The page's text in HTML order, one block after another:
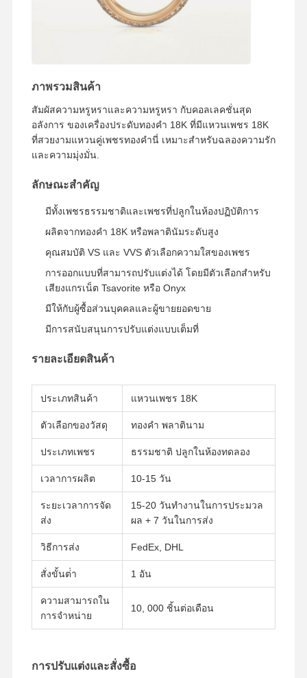
กรณี บล็อก ขอทุน
แหวนเพชร 18K
สร้อยข้อมือทอง 18KT
สร้อยข้อมือทอง 18K
สร้อยข้อมือนาฬิกาเพชร
หูหูทอง 18 คาราท
โบรชทอง 18K
ชุดเครื่องประดับ 18K
14K ไดมอนด์บังเกิ้ล
สร้อยข้อมือทอง 14CT
สร้อยคอทอง 14K
ภาพรวมสินค้า
สัมผัสความหรูหราและความหรูหรา กับคอลเลคชั่นสุด
อลังการ ของเครื่องประดับทองคํา 18K ที่มีแหวนเพชร 18K
ที่สวยงามแหวนคู่เพชรทองคํานี่ เหมาะสําหรับฉลองความรัก
และความมุ่งมั่น.
ลักษณะสําคัญ
มีทั้งเพชรธรรมชาติและเพชรที่ปลูกในห้องปฏิบัติการ
ผลิตจากทองคํา 18K หรือพลาตินัมระดับสูง
คุณสมบัติ VS และ VVS ตัวเลือกความใสของเพชร
การออกแบบที่สามารถปรับแต่งได้ โดยมีตัวเลือกสําหรับ
เสียงแกรเน็ต Tsavorite หรือ Onyx
มีให้กับผู้ซื้อส่วนบุคคลและผู้ขายยอดขาย
มีการสนับสนุนการปรับแต่งแบบเต็มที่
รายละเอียดสินค้า
ประเภทสินค้า แหวนเพชร 18K
ตัวเลือกของวัสดุ ทองคํา พลาตินาม
ประเภทเพชร ธรรมชาติ ปลูกในห้องทดลอง
เวลาการผลิต 10-15 วัน
ระยะเวลาการจัด
ส่ง
15-20 วันทํางานในการประมวล
ผล + 7 วันในการส่ง
วิธีการส่ง FedEx, DHL
สั่งขั้นต่ํา 1 อัน
ความสามารถใน
การจําหน่าย
10, 000 ชิ้นต่อเดือน
การปรับแต่งและสั่งซื้อ